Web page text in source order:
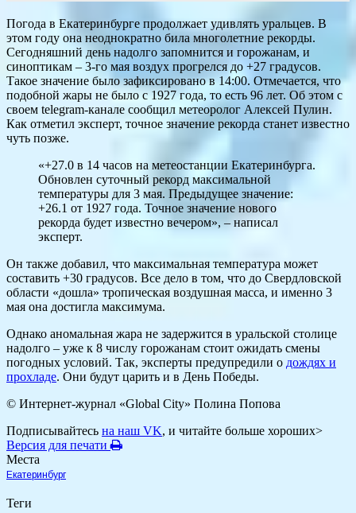
Погода в Екатеринбурге продолжает удивлять уральцев. В
этом году она неоднократно била многолетние рекорды.
Сегодняшний день надолго запомнится и горожанам, и
синоптикам – 3-го мая воздух прогрелся до +27 градусов.
Такое значение было зафиксировано в 14:00. Отмечается, что
подобной жары не было с 1927 года, то есть 96 лет. Об этом с
своем telegram-канале сообщил метеоролог Алексей Пулин.
Как отметил эксперт, точное значение рекорда станет известно
чуть позже.
«+27.0 в 14 часов на метеостанции Екатеринбурга.
Обновлен суточный рекорд максимальной
температуры для 3 мая. Предыдущее значение:
+26.1 от 1927 года. Точное значение нового
рекорда будет известно вечером», – написал
эксперт.
Он также добавил, что максимальная температура может
составить +30 градусов. Все дело в том, что до Свердловской
области «дошла» тропическая воздушная масса, и именно 3
мая она достигла максимума.
Однако аномальная жара не задержится в уральской столице
надолго – уже к 8 числу горожанам стоит ожидать смены
погодных условий. Так, эксперты предупредили о дождях и
прохладе. Они будут царить и в День Победы.
© Интернет-журнал «Global City» Полина Попова
Подписывайтесь на наш VK, и читайте больше хороших>
Версия для печати
Места
Екатеринбург
Теги